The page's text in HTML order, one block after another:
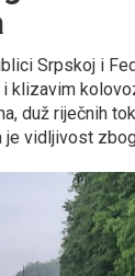
Srpskoj i
klizavim
duž riječnih
je vidljivost